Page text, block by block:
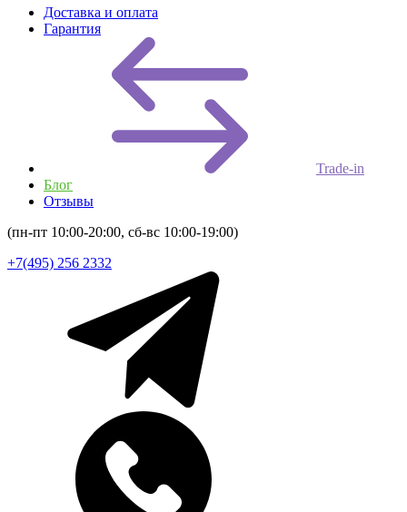
Доставка и оплата
Гарантия
Trade-in
Блог
Отзывы
(пн-пт 10:00-20:00, сб-вс 10:00-19:00)
+7(495) 256 2332